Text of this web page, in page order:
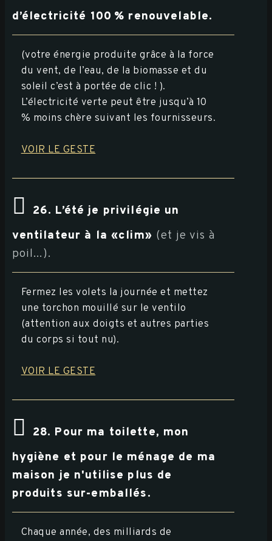
d’électricité 100 % renouvelable.
(votre énergie produite grâce à la force
du vent, de l’eau, de la biomasse et du
soleil c’est à portée de clic ! ).
L’électricité verte peut être jusqu’à 10
% moins chère suivant les fournisseurs.
VOIR LE GESTE
26. L’été je privilégie un
ventilateur à la «clim» (et je vis à
poil...).
Fermez les volets la journée et mettez
une torchon mouillé sur le ventilo
(attention aux doigts et autres parties
du corps si tout nu).
VOIR LE GESTE
28. Pour ma toilette, mon
hygiène et pour le ménage de ma
maison je n'utilise plus de
produits sur-emballés.
Chaque année, des milliards de